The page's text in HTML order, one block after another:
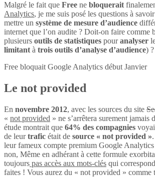
Malgré le fait que Free ne bloquerait
Analytics, je me suis posé les questions à
mettre un système de mesure d’audience
internet que l’on audite ? Doit-on faire comme
plusieurs outils de statistiques pouranalyser
limitantà trois outils d’analyse d’audience) ?
Free bloquait Google Analytics début Janvier
Le not provided
En novembre 2012, avec les sources du site
« not provided » ne s’arrêtera surement jamais
étude montrait que 64% des compagnies
de leurtrafic était de source « not provided »
leur fameux compte premium Google
non, Même en adhérant à cette formule
toujours pas accès aux mots-clés qui
faites ! Vous aurez du « not provided » comme